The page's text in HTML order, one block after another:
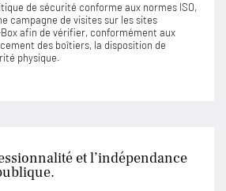
de sécurité conforme aux normes ISO,
campagne de visites sur les sites
Box afin de vérifier, conformément aux
des boîtiers, la disposition de
physique.
et l’indépendance